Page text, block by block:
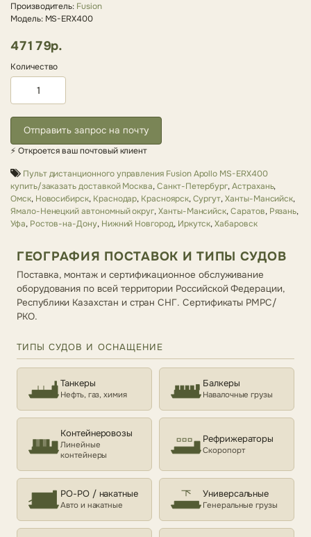
Производитель: Fusion
Модель: MS-ERX400
47179р.
Количество
Отправить запрос на почту
⚡ Откроется ваш почтовый клиент
Пульт дистанционного управления Fusion Apollo MS-ERX400
купить/заказать доставкой Москва,Санкт-Петербург,Астрахань,
Омск, Новосибирск, Краснодар, Красноярск,Сургут,Ханты-Мансийск,
Ямало-Ненецкий автономный округ,Ханты-Мансийск,Саратов, Рязань,
Уфа, Ростов-на-Дону, Нижний Новгород, Иркутск,Хабаровск
ГЕОГРАФИЯ ПОСТАВОК И ТИПЫ СУДОВ
Поставка, монтаж и сертификационное обслуживание
оборудования по всей территории Российской Федерации,
Республики Казахстан и стран СНГ. Сертификаты РМРС/
РКО.
ТИПЫ СУДОВ И ОСНАЩЕНИЕ
Танкеры
Нефть, газ, химия
Балкеры
Навалочные грузы
Контейнеровозы
Линейные
контейнеры
Рефрижераторы
Скоропорт
РО-РО / накатные
Авто и накатные
Универсальные
Генеральные грузы